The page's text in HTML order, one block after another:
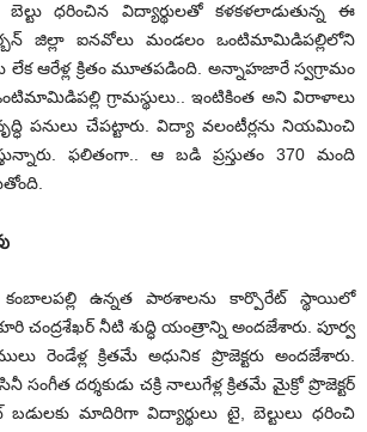
బెల్టు ధరించిన విద్యార్థులతో కళకళలాడుతున్న ఈ
జిల్లా ఐనవోలు మండలం ఒంటిమామిడిపల్లిలోని
లేక ఆరేళ్ల క్రితం మూతపడింది. అన్నాహజారే స్వగ్రామం
గ్రామస్థులు.. ఇంటికింత అని విరాళాలు
పనులు చేపట్టారు. విద్యా వలంటీర్లను నియమించి
ఫలితంగా.. ఆ బడి ప్రస్తుతం 370 మంది
ఉన్నత పాఠశాలను కార్పొరేట్‌ స్థాయిలో
చంద్రశేఖర్‌ నీటి శుద్ధి యంత్రాన్ని అందజేశారు. పూర్వ
రెండేళ్ల క్రితమే అధునిక ప్రొజెక్టరు అందజేశారు.
సంగీత దర్శకుడు చక్రి నాలుగేళ్ల క్రితమే మైక్రో ప్రొజెక్టర్‌
మాదిరిగా విద్యార్థులు టై, బెల్టులు ధరించి